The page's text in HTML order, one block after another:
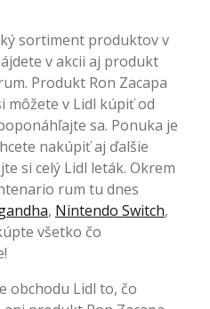
sortiment produktov v
v akcii aj produkt
Produkt Ron Zacapa
môžete v Lidl kúpiť od
sa. Ponuka je
nakúpiť aj ďalšie
si celý Lidl leták. Okrem
rum tu dnes
, Nintendo Switch,
všetko čo
obchodu Lidl to, čo